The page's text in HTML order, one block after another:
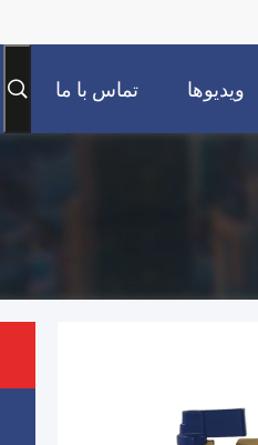
ویدیوها تماس با ما